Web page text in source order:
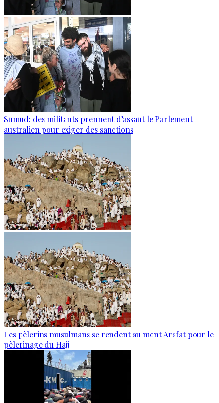
Sumud: des militants prennent d’assaut le Parlement
australien pour exiger des sanctions
Les pèlerins musulmans se rendent au mont Arafat pour le
pèlerinage du Hajj